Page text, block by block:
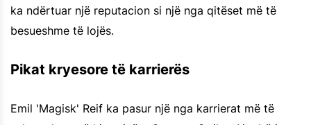
ka ndërtuar një reputacion si një nga qitëset më të
besueshme të lojës.
Pikat kryesore të karrierës
Emil 'Magisk' Reif ka pasur një nga karrierat më të